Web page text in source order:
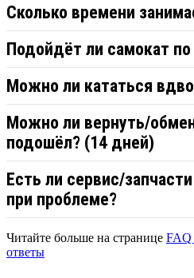
Сколько времени
Подойдёт ли самокат по
Можно ли кататься
Можно ли вернуть/
подошёл? (14 дней)
Есть ли сервис/
при проблеме?
Читайте больше на странице
ответы